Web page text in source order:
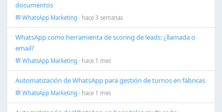
documentos
WhatsApp Marketing · hace 3 semanas
WhatsApp como herramienta de scoring de leads: ¿llamada o
email?
WhatsApp Marketing · hace 1 mes
Automatización de WhatsApp para gestión de turnos en fábricas
WhatsApp Marketing · hace 1 mes